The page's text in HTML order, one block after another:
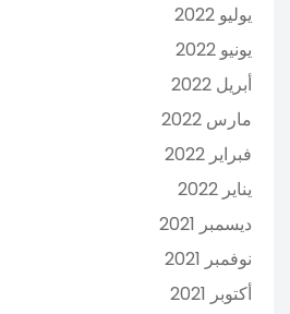
يوليو 2022
يونيو 2022
أبريل 2022
مارس 2022
فبراير 2022
يناير 2022
ديسمبر 2021
نوفمبر 2021
أكتوبر 2021